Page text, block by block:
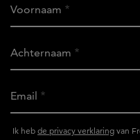
Voornaam
Achternaam
Email
Ik
Ik heb de privacy verklaring van